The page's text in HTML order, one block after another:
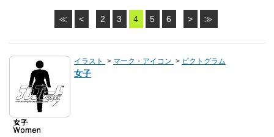
≪ < 2 3 4 5 6 > ≫
イラスト マーク・アイコン ピクトグラム
女子